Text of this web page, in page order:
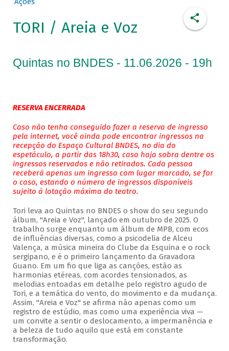
TORI / Areia e Voz
Quintas no BNDES - 11.06.2026 - 19h
RESERVA ENCERRADA
Caso não tenha conseguido fazer a reserva de ingresso
pela internet, você ainda pode encontrar ingressos na
recepção do Espaço Cultural BNDES, no dia do
espetáculo, a partir das 18h30, caso haja sobra dentre os
ingressos reservados e não retirados. Cada pessoa
receberá apenas um ingresso com lugar marcado, se for
o caso, estando o número de ingressos disponíveis
sujeito à lotação máxima do teatro.
Tori leva ao Quintas no BNDES o show do seu segundo
álbum, "Areia e Voz", lançado em outubro de 2025. O
trabalho surge enquanto um álbum de MPB, com ecos
de influências diversas, como a psicodelia de Alceu
Valença, a música mineira do Clube da Esquina e o rock
sergipano, e é o primeiro lançamento da Gravadora
Guano. Em um fio que liga as canções, estão as
harmonias etéreas, com acordes tensionados, as
melodias entoadas em detalhe pelo registro agudo de
Tori, e a temática do vento, do movimento e da mudança.
Assim, "Areia e Voz" se afirma não apenas como um
registro de estúdio, mas como uma experiência viva —
um convite a sentir o deslocamento, a impermanência e
a beleza de tudo aquilo que está em constante
transformação.